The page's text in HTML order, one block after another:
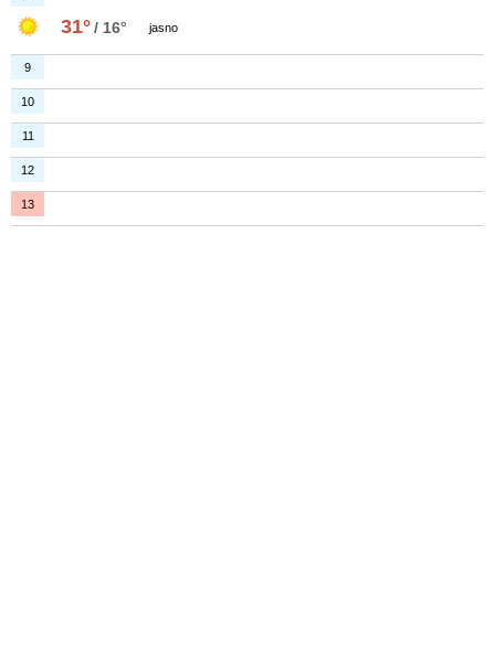
31°/ 16° jasno
9
10
11
12
13